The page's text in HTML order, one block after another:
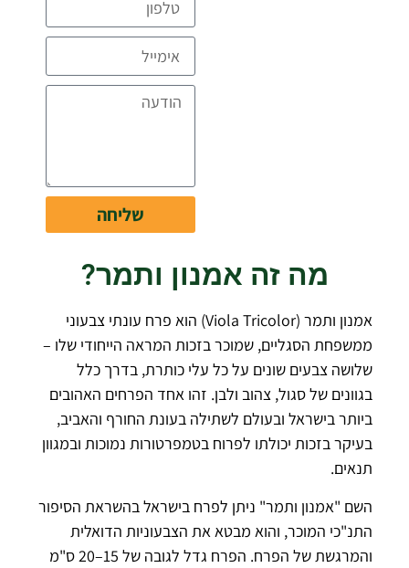
שליחה
מה זה אמנון ותמר?
אמנון ותמר (Viola Tricolor) הוא פרח עונתי צבעוני
ממשפחת הסגליים, שמוכר בזכות המראה הייחודי שלו –
שלושה צבעים שונים על כל עלי כותרת, בדרך כלל
בגוונים של סגול, צהוב ולבן. זהו אחד הפרחים האהובים
ביותר בישראל ובעולם לשתילה בעונת החורף והאביב,
בעיקר בזכות יכולתו לפרוח בטמפרטורות נמוכות ובמגוון
תנאים.
השם "אמנון ותמר" ניתן לפרח בישראל בהשראת הסיפור
התנ"כי המוכר, והוא מבטא את הצבעוניות הדואלית
והמרגשת של הפרח. הפרח גדל לגובה של 15–20 ס"מ